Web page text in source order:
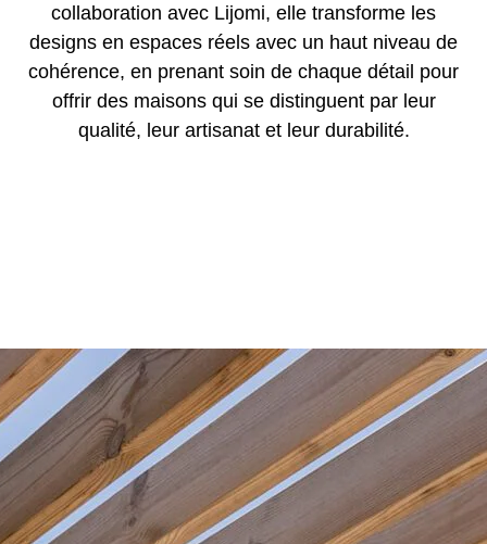
collaboration avec Lijomi, elle transforme les
designs en espaces réels avec un haut niveau de
cohérence, en prenant soin de chaque détail pour
offrir des maisons qui se distinguent par leur
qualité, leur artisanat et leur durabilité.